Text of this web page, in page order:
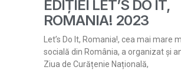
EDIȚIEI LET’S DO IT,
ROMANIA! 2023
Let’s Do It, Romania!, cea mai mare
socială din România, a organizat și
Ziua de Curățenie Națională,